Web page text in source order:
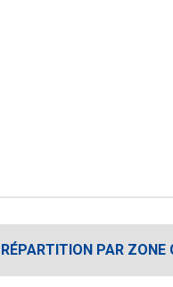
RÉPARTITION PAR ZONE